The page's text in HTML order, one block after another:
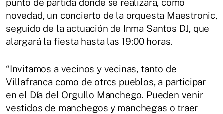
punto de partida donde se realizará, como
novedad, un concierto de la orquesta Maestronic,
seguido de la actuación de Inma Santos DJ, que
alargará la fiesta hasta las 19:00 horas.
“Invitamos a vecinos y vecinas, tanto de
Villafranca como de otros pueblos, a participar
en el Día del Orgullo Manchego. Pueden venir
vestidos de manchegos y manchegas o traer